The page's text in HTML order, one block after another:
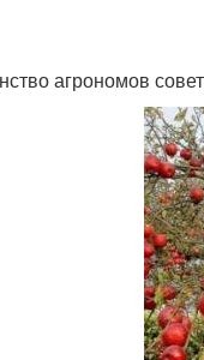
агрономов